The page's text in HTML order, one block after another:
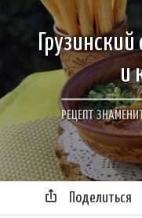
и
РЕЦЕПТ
Поделиться